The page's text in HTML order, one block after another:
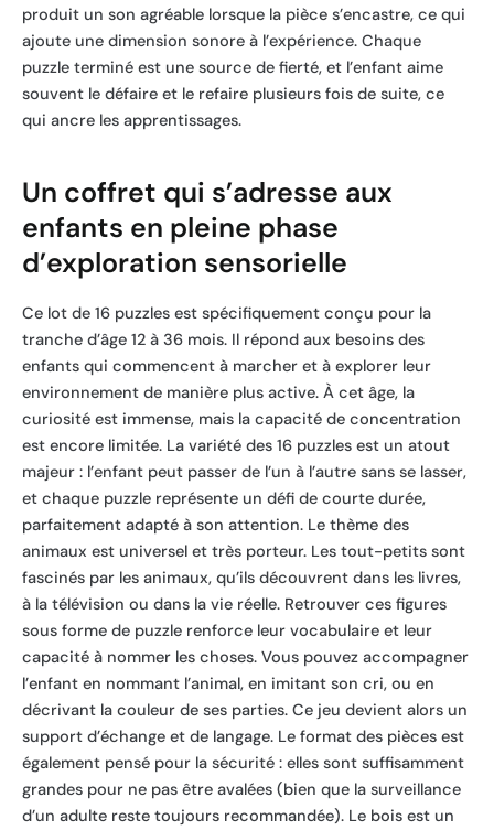
produit un son agréable lorsque la pièce s’encastre, ce qui
ajoute une dimension sonore à l’expérience. Chaque
puzzle terminé est une source de fierté, et l’enfant aime
souvent le défaire et le refaire plusieurs fois de suite, ce
qui ancre les apprentissages.
Un coffret qui s’adresse aux
enfants en pleine phase
d’exploration sensorielle
Ce lot de 16 puzzles est spécifiquement conçu pour la
tranche d’âge 12 à 36 mois. Il répond aux besoins des
enfants qui commencent à marcher et à explorer leur
environnement de manière plus active. À cet âge, la
curiosité est immense, mais la capacité de concentration
est encore limitée. La variété des 16 puzzles est un atout
majeur : l’enfant peut passer de l’un à l’autre sans se lasser,
et chaque puzzle représente un défi de courte durée,
parfaitement adapté à son attention. Le thème des
animaux est universel et très porteur. Les tout-petits sont
fascinés par les animaux, qu’ils découvrent dans les livres,
à la télévision ou dans la vie réelle. Retrouver ces figures
sous forme de puzzle renforce leur vocabulaire et leur
capacité à nommer les choses. Vous pouvez accompagner
l’enfant en nommant l’animal, en imitant son cri, ou en
décrivant la couleur de ses parties. Ce jeu devient alors un
support d’échange et de langage. Le format des pièces est
également pensé pour la sécurité : elles sont suffisamment
grandes pour ne pas être avalées (bien que la surveillance
d’un adulte reste toujours recommandée). Le bois est un